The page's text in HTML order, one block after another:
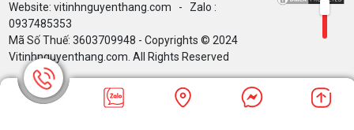
Thông báo v/v sử dụng phần mềm bản
quyền ( Vi tính Nguyễn Thắng)
Website: vitinhnguyenthang.com - Zalo :
0937485353
Mã Số Thuế: 3603709948 - Copyrights © 2024
Vitinhnguyenthang.com. All Rights Reserved